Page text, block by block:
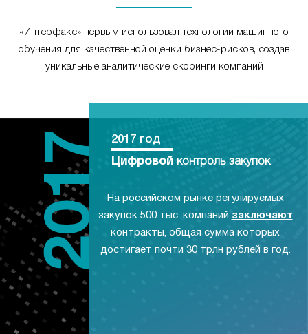
«Интерфакс» первым использовал технологии машинного
обучения для качественной оценки бизнес-рисков, создав
уникальные аналитические скоринги компаний
2017 год
Цифровой контроль закупок
На российском рынке регулируемых
закупок 500 тыс. компаний заключают
контракты, общая сумма которых
достигает почти 30 трлн рублей в год.